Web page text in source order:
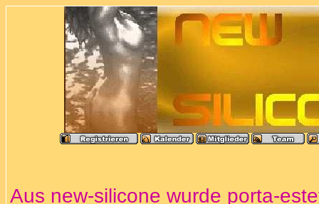
Aus new-silicone wurde porta-